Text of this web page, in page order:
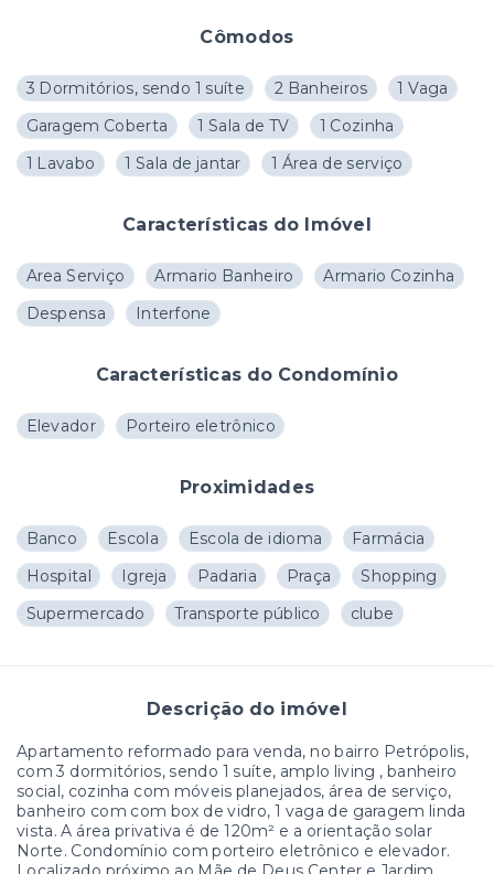
Cômodos
3 Dormitórios, sendo 1 suíte 2 Banheiros
1 Vaga
Garagem Coberta
1 Sala de TV
1 Cozinha
1 Lavabo
1 Sala de jantar 1 Área de serviço
Características do Imóvel
Area Serviço Armario Banheiro
Armario Cozinha
Despensa
Interfone
Características do Condomínio
Elevador Porteiro eletrônico
Proximidades
Banco Escola Escola de idioma
Farmácia
Hospital
Igreja Padaria Praça
Shopping
Supermercado
Transporte público clube
Descrição do imóvel
Apartamento reformado para venda, no bairro Petrópolis,
com 3 dormitórios, sendo 1 suíte, amplo living , banheiro
social, cozinha com móveis planejados, área de serviço,
banheiro com com box de vidro, 1 vaga de garagem linda
vista. A área privativa é de 120m² e a orientação solar
Norte. Condomínio com porteiro eletrônico e elevador.